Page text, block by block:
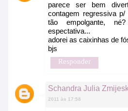
parece ser bem
contagem regressiva
tão empolgante,
espectativa...
adorei as caixinhas de
bjs
Responder
Schandra Julia
2011 às 17:58